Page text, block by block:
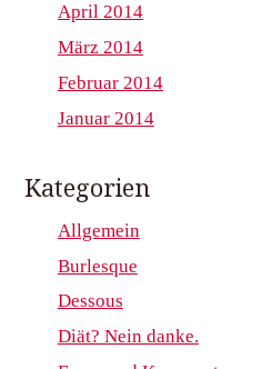
April 2014
März 2014
Februar 2014
Januar 2014
Kategorien
Allgemein
Burlesque
Dessous
Diät? Nein danke.